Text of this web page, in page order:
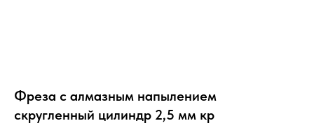
Фреза с алмазным напылением
скругленный цилиндр 2,5 мм кр